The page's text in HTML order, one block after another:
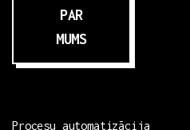
PAR
MUMS
Procesu automatizācija